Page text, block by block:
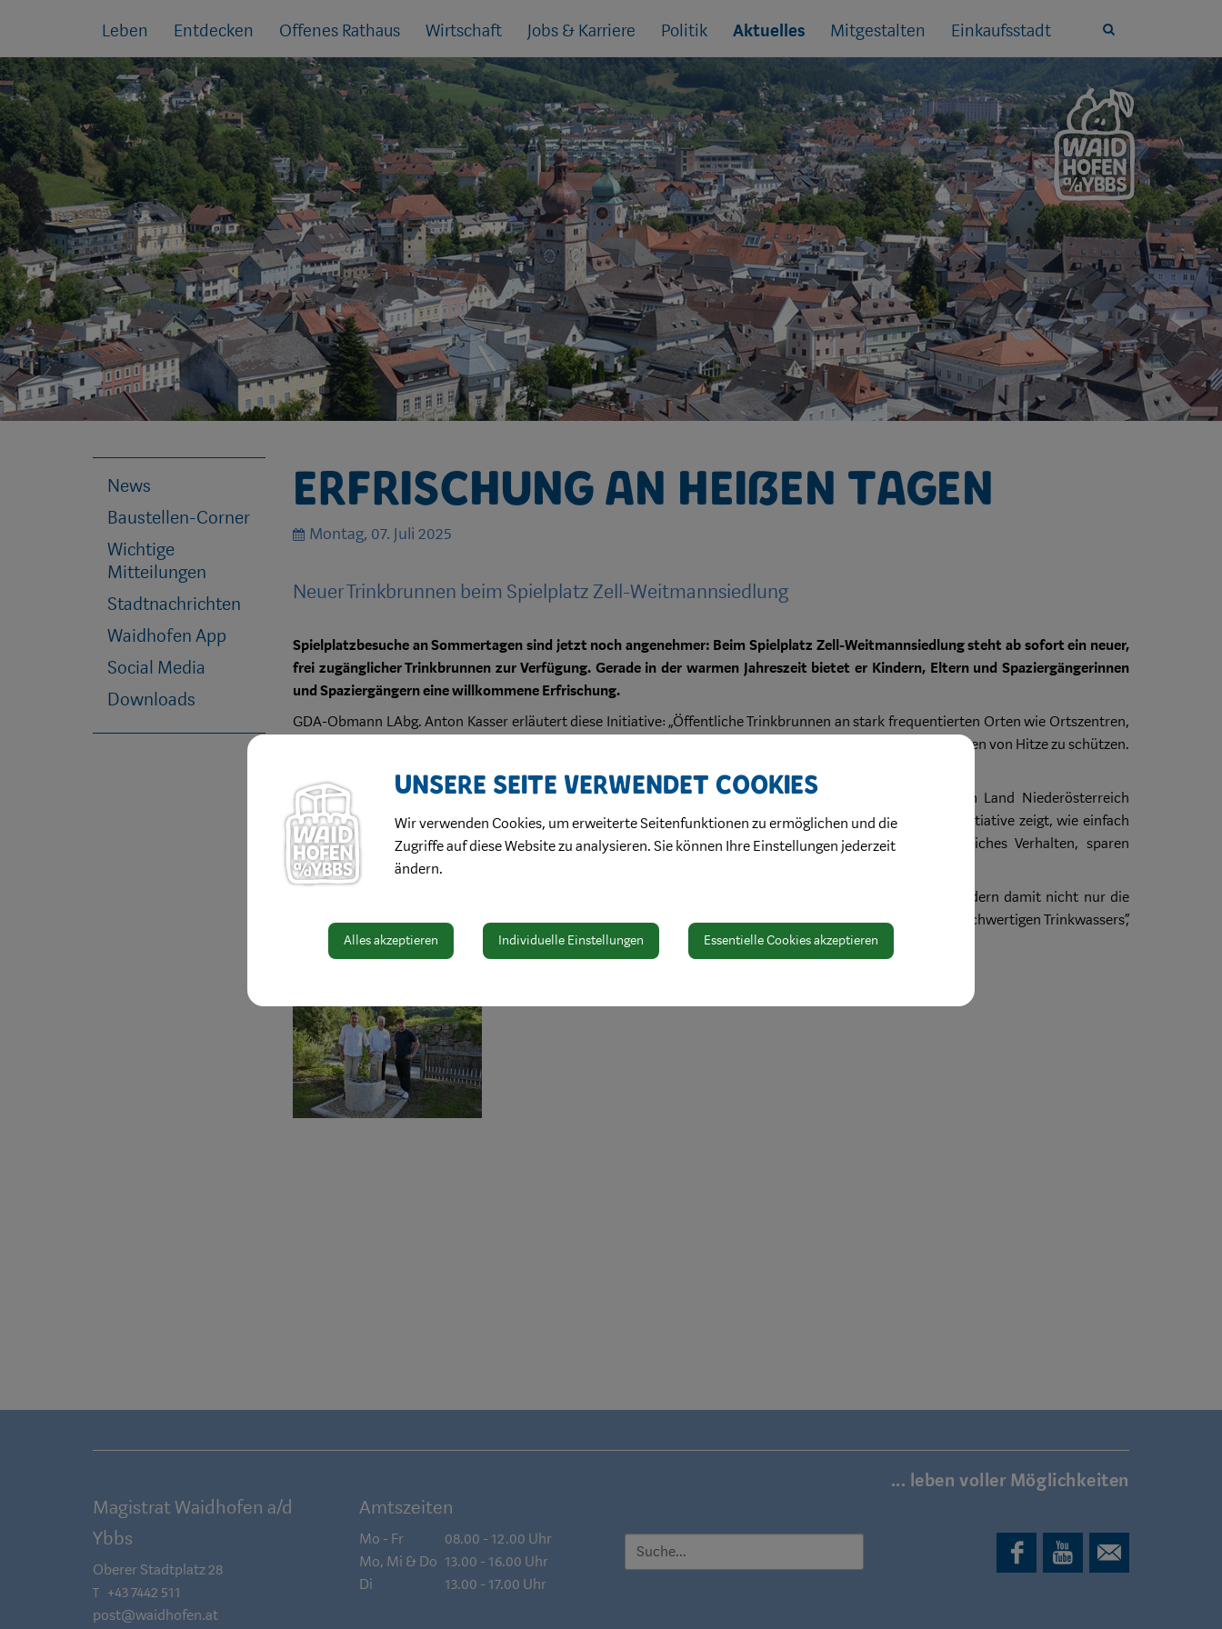
Sprungmarken
zu:
Leben Entdecken Offenes Rathaus Wirtschaft Jobs & Karriere Politik Aktuelles Mitgestalten Einkaufsstadt
Site
Erfrischung an heißen Tagen
Montag, 07. Juli 2025
Neuer Trinkbrunnen beim Spielplatz Zell-Weitmannsiedlung
Spielplatzbesuche an Sommertagen sind jetzt noch angenehmer: Beim Spielplatz Zell-Weitmannsiedlung steht ab sofort ein neuer,
frei zugänglicher Trinkbrunnen zur Verfügung. Gerade in der warmen Jahreszeit bietet er Kindern, Eltern und Spaziergängerinnen
und Spaziergängern eine willkommene Erfrischung.
GDA-Obmann LAbg. Anton Kasser erläutert diese Initiative: „Öffentliche Trinkbrunnen an stark frequentierten Orten wie Ortszentren,
Spiel- und Sportplätzen sind eine wirkungsvolle Maßnahme, um Menschen vor gesundheitlichen Auswirkungen von Hitze zu schützen.
Errichtet wurde der Brunnen im Rahmen des Förderprogramms „Trinkbrunnen in Gemeinden“, das vom Land Niederösterreich
gemeinsam mit der KLAR! (Klimawandel-Anpassungsmodellregion) Amstetten Süd unterstützt wird. Die Initiative zeigt, wie einfach
und wirkungsvoll Maßnahmen zur Klimaanpassung sein können: Trinkbrunnen fördern umweltfreundliches Verhalten, sparen
Plastikmüll und machen hochwertiges Leitungswasser für alle zugänglich.
„Mit dem neuen Trinkbrunnen setzen wir einen weiteren Schritt in Richtung klimafitte Gemeinde. Wir fördern damit nicht nur die
Gesundheit und die Lebensqualität in unserer Stadt, sondern auch das Bewusstsein für den Wert unseres hochwertigen Trinkwassers“,
so Bürgermeister Werner Krammer.
News
Baustellen-Corner
Wichtige
Mitteilungen
Stadtnachrichten
Waidhofen App
Social Media
Downloads
... leben voller Möglichkeiten
Magistrat Waidhofen a/d
Ybbs
Oberer Stadtplatz 28
T +43 7442 511
post@waidhofen.at
Amtszeiten
Mo - Fr
08.00 - 12.00 Uhr
Mo, Mi & Do 13.00 - 16.00 Uhr
Di
13.00 - 17.00 Uhr
SUCHE
Unsere Seite verwendet Cookies
Wir verwenden Cookies, um erweiterte Seitenfunktionen zu ermöglichen und die
Zugriffe auf diese Website zu analysieren. Sie können Ihre Einstellungen jederzeit
ändern.
Alles akzeptieren Individuelle Einstellungen Essentielle Cookies akzeptieren